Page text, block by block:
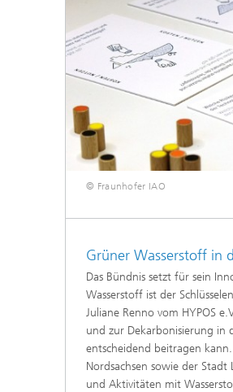
© Fraunhofer IAO
Grüner Wasserstoff in
Das Bündnis setzt für sein
Wasserstoff ist der
Juliane Renno vom HYPOS
und zur Dekarbonisierung in
entscheidend beitragen
Nordsachsen sowie der Stadt
und Aktivitäten mit